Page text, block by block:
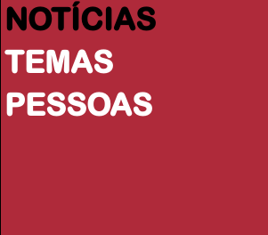
NOTÍCIAS
TEMAS
PESSOAS